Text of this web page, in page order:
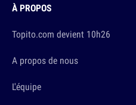
À PROPOS
Topito.com devient 10h26
A propos de nous
L'équipe